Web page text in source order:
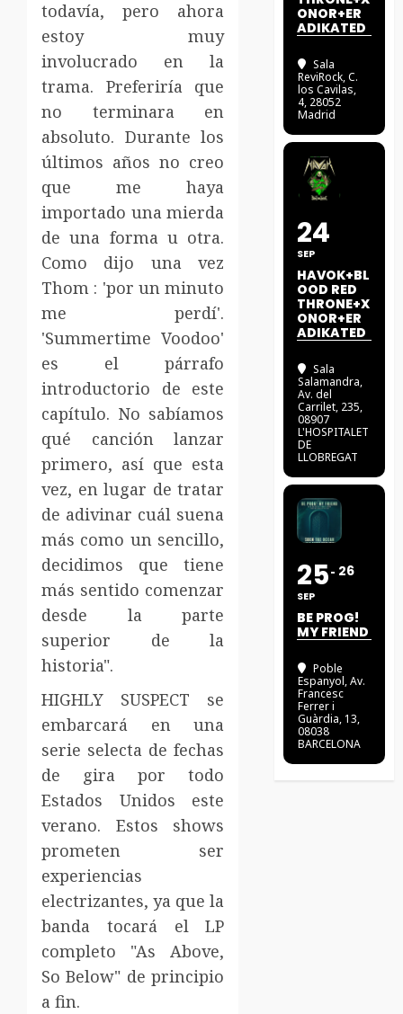
todavía, pero ahora
estoy muy
involucrado en la
trama. Preferiría que
no terminara en
absoluto. Durante los
últimos años no creo
que me haya
importado una mierda
de una forma u otra.
Como dijo una vez
Thom : 'por un minuto
me perdí'.
'Summertime Voodoo'
es el párrafo
introductorio de este
capítulo. No sabíamos
qué canción lanzar
primero, así que esta
vez, en lugar de tratar
de adivinar cuál suena
más como un sencillo,
decidimos que tiene
más sentido comenzar
desde la parte
superior de la
historia".
HIGHLY SUSPECT se
embarcará en una
serie selecta de fechas
de gira por todo
Estados Unidos este
verano. Estos shows
prometen ser
experiencias
electrizantes, ya que la
banda tocará el LP
completo "As Above,
So Below" de principio
a fin.
ONOR+ER
ADIKATED
Sala
ReviRock, C.
los Cavilas,
4, 28052
Madrid
24
SEP
HAVOK+BL
OOD RED
THRONE+X
ONOR+ER
ADIKATED
Sala
Salamandra,
Av. del
Carrilet, 235,
08907
L'HOSPITALET
DE
LLOBREGAT
25
SEP
26
BE PROG!
MY FRIEND
Poble
Espanyol, Av.
Francesc
Ferrer i
Guàrdia, 13,
08038
BARCELONA